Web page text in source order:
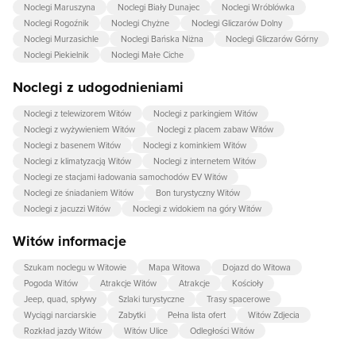
Noclegi Maruszyna
Noclegi Biały Dunajec
Noclegi Wróblówka
Noclegi Rogoźnik
Noclegi Chyżne
Noclegi Gliczarów Dolny
Noclegi Murzasichle
Noclegi Bańska Niżna
Noclegi Gliczarów Górny
Noclegi Piekielnik
Noclegi Małe Ciche
Noclegi z udogodnieniami
Noclegi z telewizorem Witów
Noclegi z parkingiem Witów
Noclegi z wyżywieniem Witów
Noclegi z placem zabaw Witów
Noclegi z basenem Witów
Noclegi z kominkiem Witów
Noclegi z klimatyzacją Witów
Noclegi z internetem Witów
Noclegi ze stacjami ładowania samochodów EV Witów
Noclegi ze śniadaniem Witów
Bon turystyczny Witów
Noclegi z jacuzzi Witów
Noclegi z widokiem na góry Witów
Witów informacje
Szukam noclegu w Witowie Mapa Witowa
Dojazd do Witowa
Pogoda Witów
Atrakcje Witów Atrakcje
Kościoły
Jeep, quad, spływy
Szlaki turystyczne
Trasy spacerowe
Wyciągi narciarskie
Zabytki Pełna lista ofert
Witów Zdjecia
Rozkład jazdy Witów
Witów Ulice Odległości Witów